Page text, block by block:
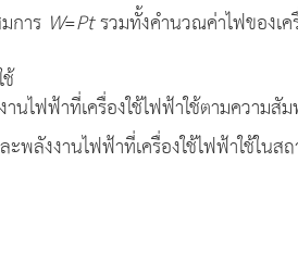
การ W=Ptรวมทั้งคำนวณค่าไฟของเค
นไฟฟ้าที่เครื่องใช้ไฟฟ้าใช้ตามความสั
พลังงานไฟฟ้าที่เครื่องใช้ไฟฟ้าใช้ใน